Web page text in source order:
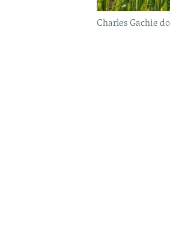
Charles Gachie